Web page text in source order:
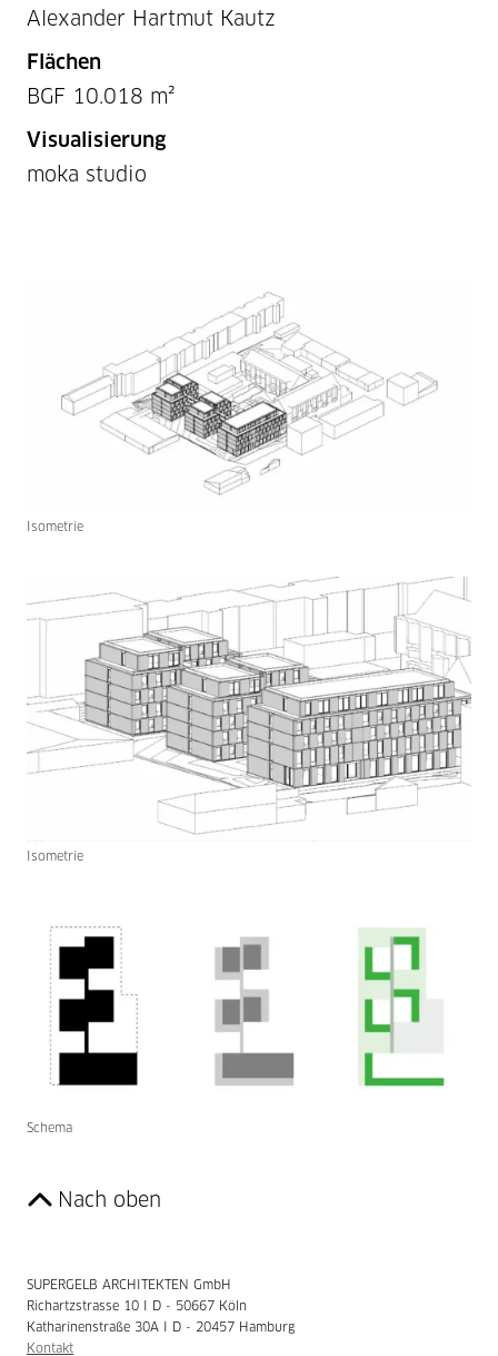
Alexander Hartmut Kautz
Flächen
BGF 10.018 m²
Visualisierung
moka studio
Isometrie
Isometrie
Schema
Nach oben
SUPERGELB ARCHITEKTEN GmbH
Richartzstrasse 10 I D - 50667 Köln
Katharinenstraße 30A I D - 20457 Hamburg
Kontakt